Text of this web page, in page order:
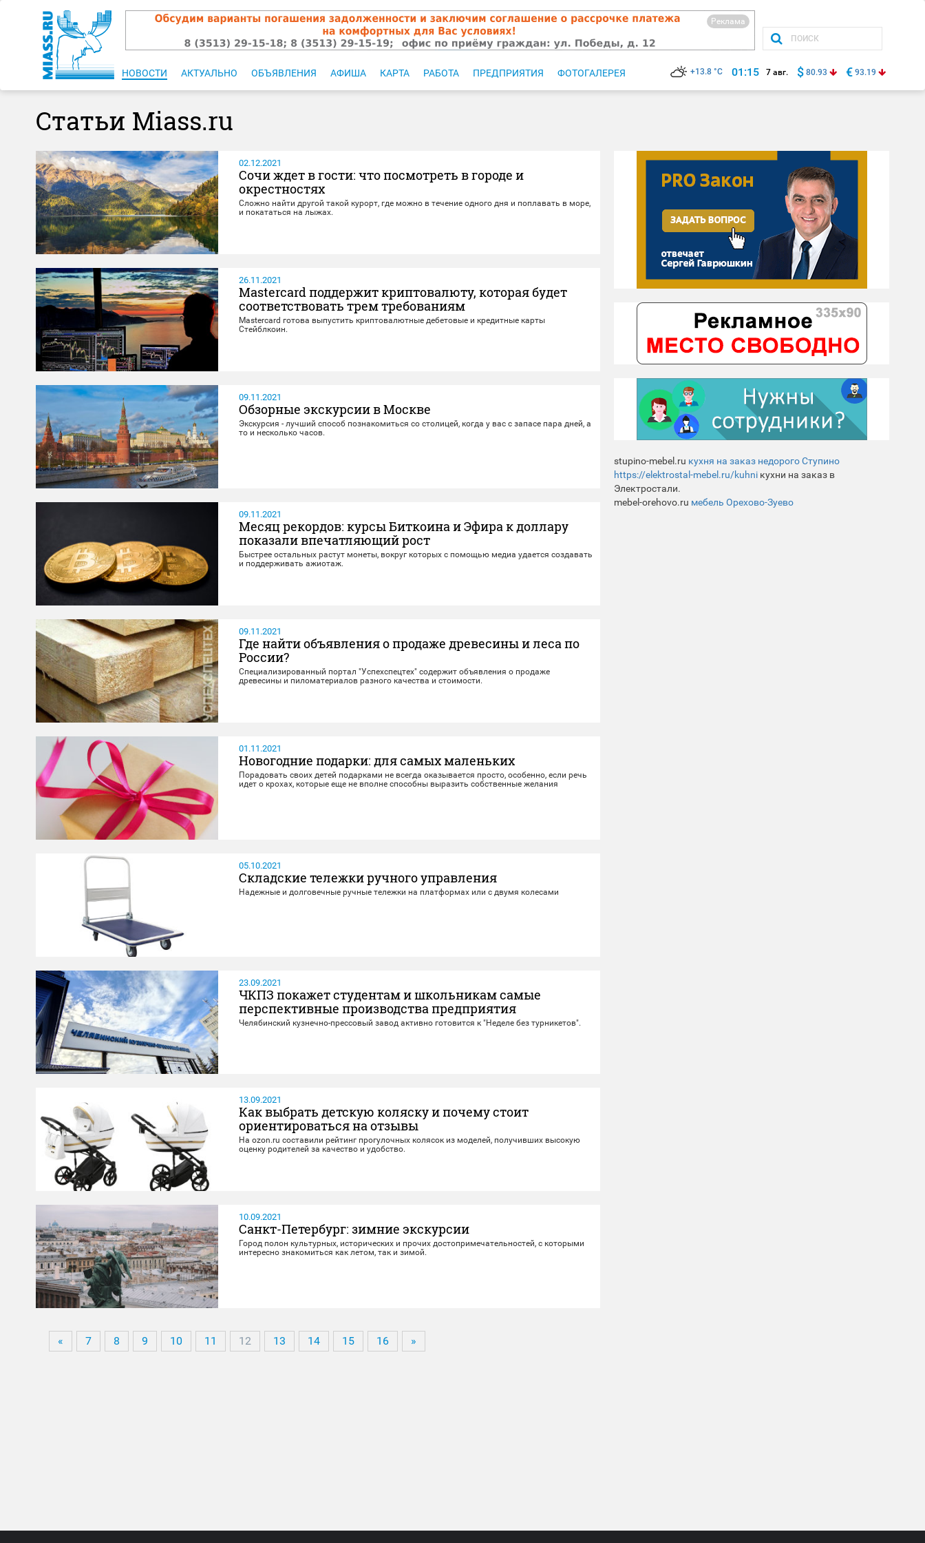
Реклама
НОВОСТИ АКТУАЛЬНО ОБЪЯВЛЕНИЯ АФИША КАРТА РАБОТА ПРЕДПРИЯТИЯ ФОТОГАЛЕРЕЯ +13.8 °C 01:15 7 авг. $ 80.93 € 93.19
Статьи Miass.ru
02.12.2021
Сочи ждет в гости: что посмотреть в городе и
окрестностях
Сложно найти другой такой курорт, где можно в течение одного дня и поплавать в море,
и покататься на лыжах.
26.11.2021
Mastercard поддержит криптовалюту, которая будет
соответствовать трем требованиям
Mastercard готова выпустить криптовалютные дебетовые и кредитные карты
Стейблкоин.
09.11.2021
Обзорные экскурсии в Москве
Экскурсия - лучший способ познакомиться со столицей, когда у вас с запасе пара дней, а
то и несколько часов.
09.11.2021
Месяц рекордов: курсы Биткоина и Эфира к доллару
показали впечатляющий рост
Быстрее остальных растут монеты, вокруг которых с помощью медиа удается создавать
и поддерживать ажиотаж.
09.11.2021
Где найти объявления о продаже древесины и леса по
России?
Специализированный портал "Успехспецтех" содержит объявления о продаже
древесины и пиломатериалов разного качества и стоимости.
01.11.2021
Новогодние подарки: для самых маленьких
Порадовать своих детей подарками не всегда оказывается просто, особенно, если речь
идет о крохах, которые еще не вполне способны выразить собственные желания
05.10.2021
Складские тележки ручного управления
Надежные и долговечные ручные тележки на платформах или с двумя колесами
23.09.2021
ЧКПЗ покажет студентам и школьникам самые
перспективные производства предприятия
Челябинский кузнечно-прессовый завод активно готовится к "Неделе без турникетов".
13.09.2021
Как выбрать детскую коляску и почему стоит
ориентироваться на отзывы
На ozon.ru составили рейтинг прогулочных колясок из моделей, получивших высокую
оценку родителей за качество и удобство.
10.09.2021
Санкт-Петербург: зимние экскурсии
Город полон культурных, исторических и прочих достопримечательностей, с которыми
интересно знакомиться как летом, так и зимой.
« 7 8 9 10 11 12 13 14 15 16 »
stupino-mebel.ru кухня на заказ недорого Ступино
https://elektrostal-mebel.ru/kuhni кухни на заказ в
Электростали.
mebel-orehovo.ru мебель Орехово-Зуево